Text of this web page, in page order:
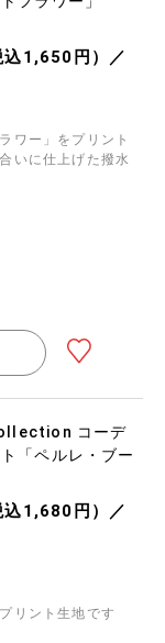
1,650円）／
ワー」をプリント
いに仕上げた撥水
コーデ
「ペルレ・ブー
1,680円）／
リント生地です